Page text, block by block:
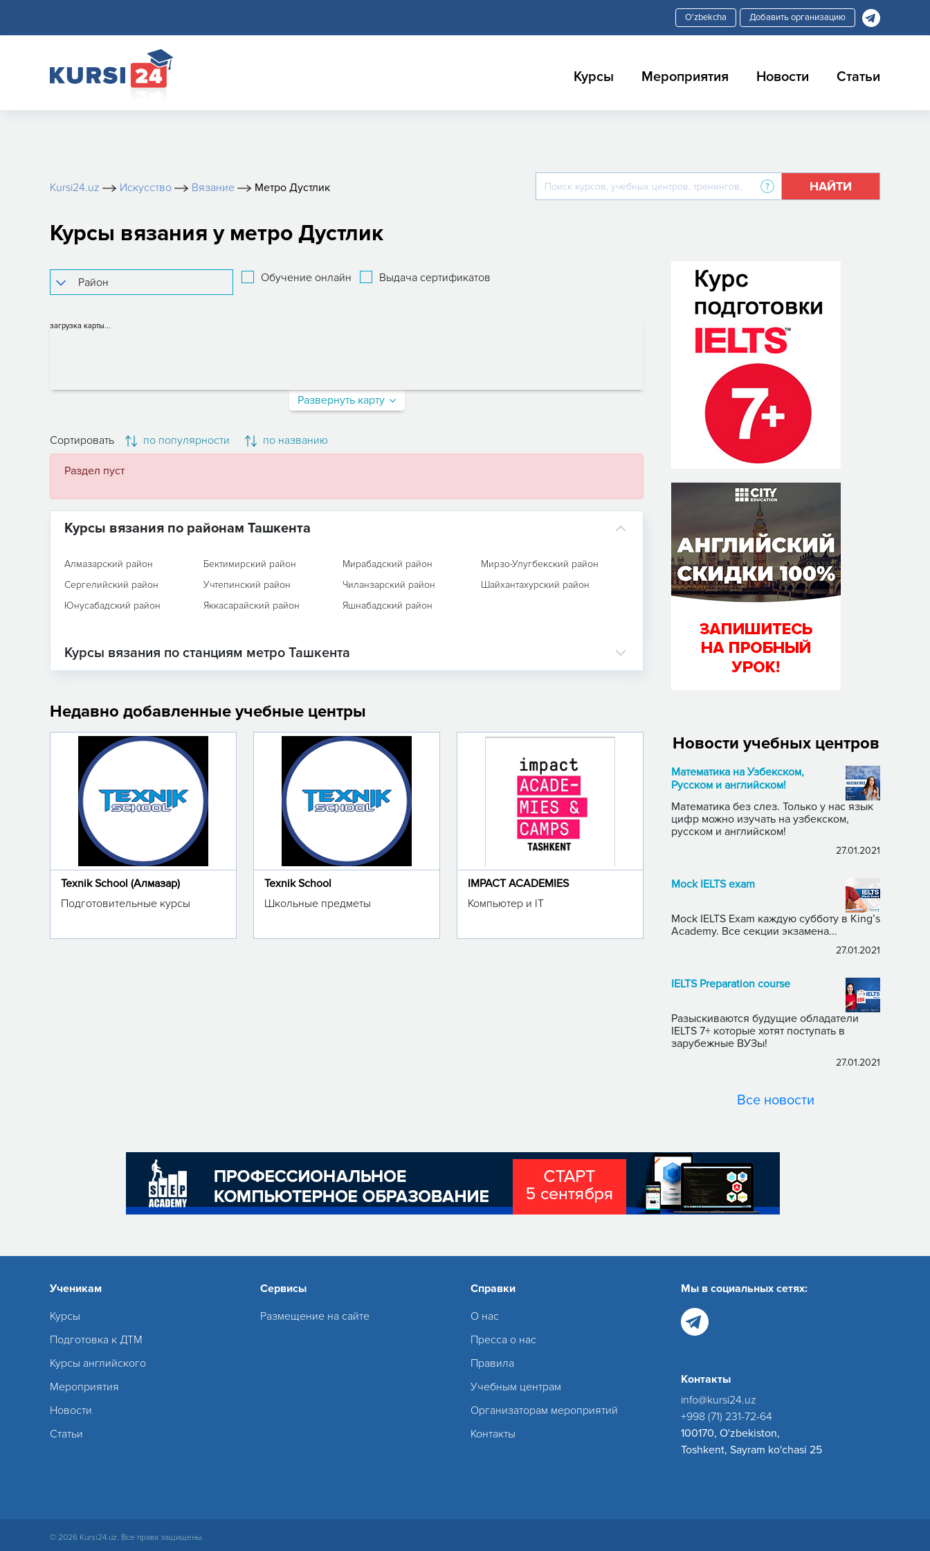
Добавить организацию
Курсы Мероприятия Новости Статьи
Kursi24.uz Искусство Вязание Метро Дустлик НАЙТИ
Курсы вязания у метро Дустлик
Обучение онлайн Выдача сертификатов
загрузка карты...
Развернуть карту
Сортировать по популярности по названию
Раздел пуст
Курсы вязания по районам Ташкента
Алмазарский район Бектимирский район Мирабадский район
Мирзо-Улугбекский район
Сергелийский район
Учтепинский район Чиланзарский район
Шайхантахурский район
Юнусабадский район
Яккасарайский район Яшнабадский район
Курсы вязания по станциям метро Ташкента
Недавно добавленные учебные центры
Texnik School (Алмазар)
Подготовительные курсы
Texnik School
Школьные предметы
IMPACT ACADEMIES
Компьютер и IT
Новости учебных центров
Математика на Узбекском,
Русском и английском!
Математика без слез. Только у нас язык
цифр можно изучать на узбекском,
русском и английском!
27.01.2021
Mock IELTS exam
Mock IELTS Exam каждую субботу в King’s
Academy. Все секции экзамена...
27.01.2021
IELTS Preparation course
Разыскиваются будущие обладатели
IELTS 7+ которые хотят поступать в
зарубежные ВУЗы!
27.01.2021
Все новости
Ученикам
Курсы
Подготовка к ДТМ
Курсы английского
Мероприятия
Новости
Статьи
Сервисы
Размещение на сайте
Справки
О нас
Пресса о нас
Правила
Учебным центрам
Организаторам мероприятий
Контакты
Мы в социальных сетях:
Контакты
info@kursi24.uz
+998 (71) 231-72-64
100170, O'zbekiston,
Toshkent, Sayram ko'chasi 25
© 2026 Kursi24.uz. Все права защищены.